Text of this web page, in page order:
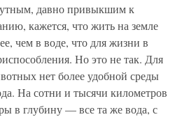
давно привыкшим к
кажется, что жить на земле
чем в воде, что для жизни в
Но это не так. Для
нет более удобной среды
На сотни и тысячи километров
в глубину — все та же вода, с